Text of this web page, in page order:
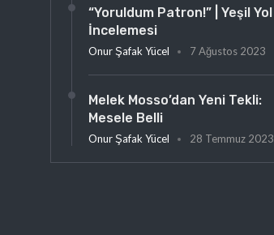
“Yoruldum Patron!” | Yeşil Yol
İncelemesi
Onur Şafak Yücel 7 Ağustos 2023
Melek Mosso’dan Yeni Tekli:
Mesele Belli
Onur Şafak Yücel 28 Temmuz 2023